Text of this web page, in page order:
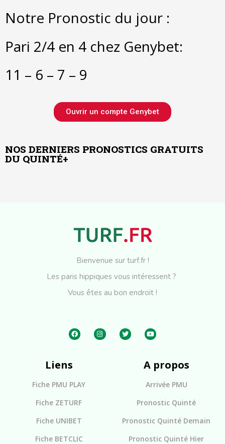
Notre Pronostic du jour :
Pari 2/4 en 4 chez Genybet:
11 – 6 – 7 – 9
Ouvrir un compte Genybet
NOS DERNIERS PRONOSTICS GRATUITS
DU QUINTÉ+
Bienvenue sur turf.fr !
Les paris hippiques vous intéressent ?
Vous êtes au bon endroit !
Liens
Fiche PMU PLAY
Fiche ZETURF
Fiche UNIBET
Fiche BETCLIC
A propos
Arrivée PMU
Pronostic Quinté
Pronostic Quinté Demain
Pronostic Quinté Hier